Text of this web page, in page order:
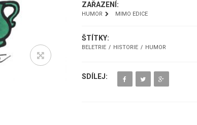
ZAŘAZENÍ:
HUMOR MIMO EDICE
ŠTÍTKY:
BELETRIE HISTORIE HUMOR
SDÍLEJ: